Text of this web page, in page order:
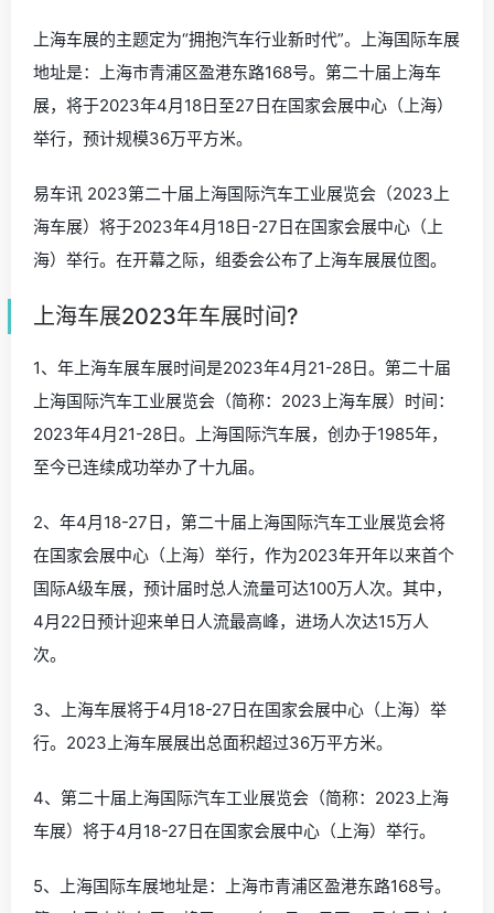
上海车展的主题定为“拥抱汽车行业新时代”。上海国际车展
地址是：上海市青浦区盈港东路168号。第二十届上海车
展，将于2023年4月18日至27日在国家会展中心（上海）
举行，预计规模36万平方米。
易车讯 2023第二十届上海国际汽车工业展览会（2023上
海车展）将于2023年4月18日-27日在国家会展中心（上
海）举行。在开幕之际，组委会公布了上海车展展位图。
上海车展2023年车展时间?
1、年上海车展车展时间是2023年4月21-28日。第二十届
上海国际汽车工业展览会（简称：2023上海车展）时间：
2023年4月21-28日。上海国际汽车展，创办于1985年，
至今已连续成功举办了十九届。
2、年4月18-27日，第二十届上海国际汽车工业展览会将
在国家会展中心（上海）举行，作为2023年开年以来首个
国际A级车展，预计届时总人流量可达100万人次。其中，
4月22日预计迎来单日人流最高峰，进场人次达15万人
次。
3、上海车展将于4月18-27日在国家会展中心（上海）举
行。2023上海车展展出总面积超过36万平方米。
4、第二十届上海国际汽车工业展览会（简称：2023上海
车展）将于4月18-27日在国家会展中心（上海）举行。
5、上海国际车展地址是：上海市青浦区盈港东路168号。